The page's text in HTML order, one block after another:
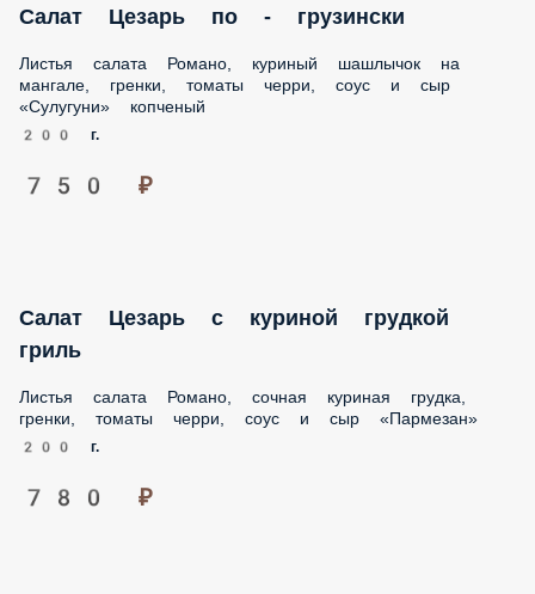
Листья салата Романо, куриный шашлычок на мангале,
гренки, томаты черри, соус и сыр «Сулугуни» копченый
200 г.
750 ₽
томаты черри, соус и сыр «Пармезан»
200 г.
780 ₽